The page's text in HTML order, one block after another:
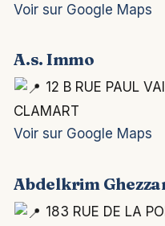
Voir sur Google Maps
A.s. Immo
12 B RUE PAUL
CLAMART
Voir sur Google Maps
Abdelkrim
183 RUE DE LA